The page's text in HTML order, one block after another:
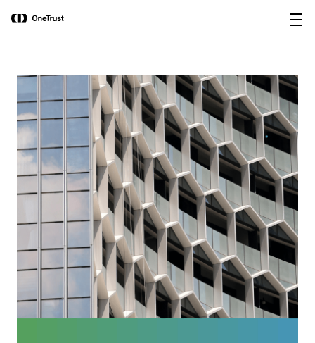
OneTrust nominata “Visionaria” nel
Magic Quadrant™ 2026 di Gartner®
per le piattaforme di governance